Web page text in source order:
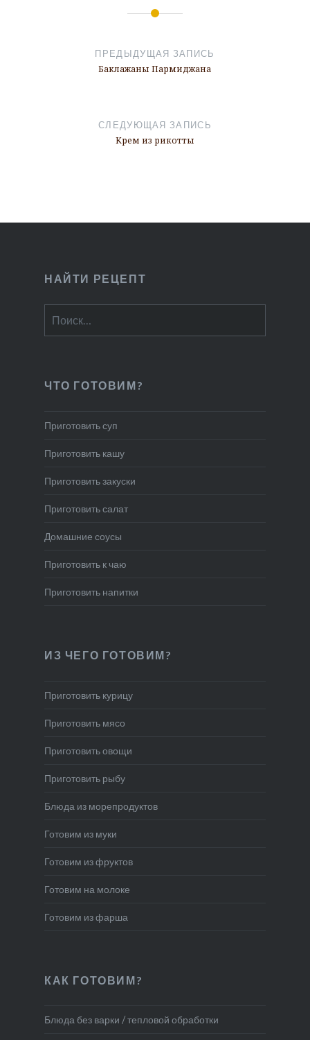
ПРЕДЫДУЩАЯ ЗАПИСЬ
Баклажаны Пармиджана
СЛЕДУЮЩАЯ ЗАПИСЬ
Крем из рикотты
НАЙТИ РЕЦЕПТ
ЧТО ГОТОВИМ?
Приготовить суп
Приготовить кашу
Приготовить закуски
Приготовить салат
Домашние соусы
Приготовить к чаю
Приготовить напитки
ИЗ ЧЕГО ГОТОВИМ?
Приготовить курицу
Приготовить мясо
Приготовить овощи
Приготовить рыбу
Блюда из морепродуктов
Готовим из муки
Готовим из фруктов
Готовим на молоке
Готовим из фарша
КАК ГОТОВИМ?
Блюда без варки / тепловой обработки